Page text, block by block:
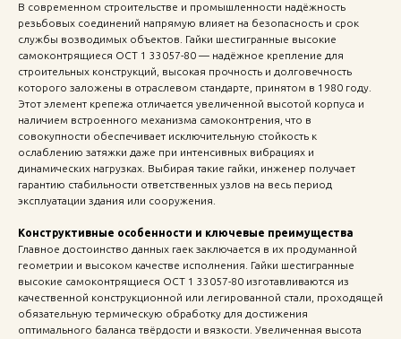
В современном строительстве и промышленности надёжность
резьбовых соединений напрямую влияет на безопасность и срок
службы возводимых объектов. Гайки шестигранные высокие
самоконтрящиеся ОСТ 1 33057-80 — надёжное крепление для
строительных конструкций, высокая прочность и долговечность
которого заложены в отраслевом стандарте, принятом в 1980 году.
Этот элемент крепежа отличается увеличенной высотой корпуса и
наличием встроенного механизма самоконтрения, что в
совокупности обеспечивает исключительную стойкость к
ослаблению затяжки даже при интенсивных вибрациях и
динамических нагрузках. Выбирая такие гайки, инженер получает
гарантию стабильности ответственных узлов на весь период
эксплуатации здания или сооружения.
Конструктивные особенности и ключевые преимущества
Главное достоинство данных гаек заключается в их продуманной
геометрии и высоком качестве исполнения. Гайки шестигранные
высокие самоконтрящиеся ОСТ 1 33057-80 изготавливаются из
качественной конструкционной или легированной стали, проходящей
обязательную термическую обработку для достижения
оптимального баланса твёрдости и вязкости. Увеличенная высота